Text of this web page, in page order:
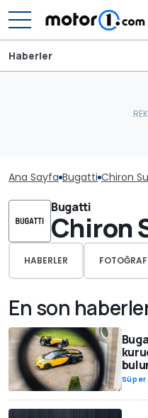
Haberler
Ana Sayfa Bugatti Chiron
Bugatti
Chiron
HABERLER
En son